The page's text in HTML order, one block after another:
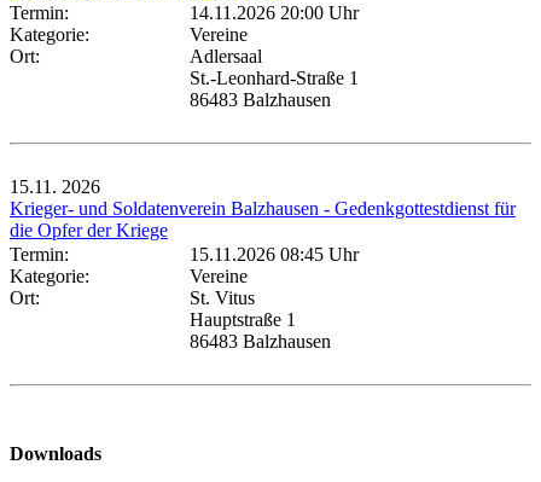
Termin:
14.11.2026 20:00 Uhr
Kategorie:
Vereine
Ort:
Adlersaal
St.-Leonhard-Straße 1
86483 Balzhausen
15.11. 2026
Krieger- und Soldatenverein Balzhausen - Gedenkgottestdienst für
die Opfer der Kriege
Termin:
15.11.2026 08:45 Uhr
Kategorie:
Vereine
Ort:
St. Vitus
Hauptstraße 1
86483 Balzhausen
Downloads